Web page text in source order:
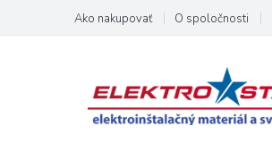
obsah
Ako nakupovať O spoločnosti